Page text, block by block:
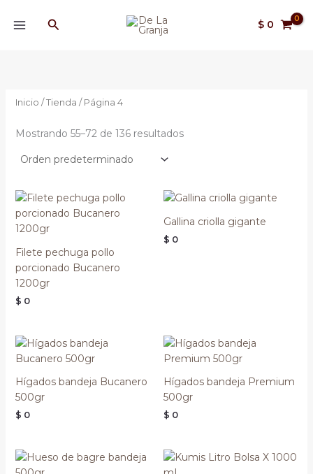
Buscar $ 0
Inicio /Tienda / Página 4
Mostrando 55–72 de 136 resultados
Filete pechuga pollo
porcionado Bucanero
1200gr
$ 0
Gallina criolla gigante
$ 0
Hígados bandeja Bucanero
500gr
$ 0
Hígados bandeja Premium
500gr
$ 0